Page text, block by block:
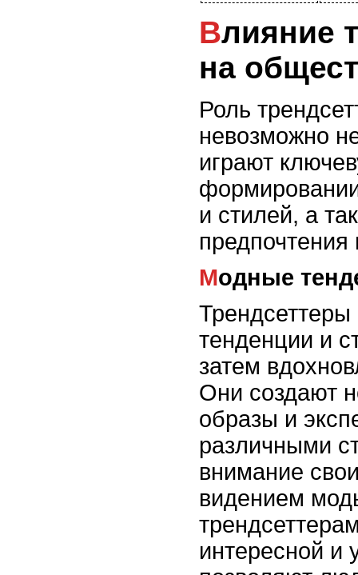
Влияние трендсеттера
на
Роль
невозможно
играют
и стилей, а
Модные
тенденции и
затем
Они создают
образы и
различными
внимание
видением
интересной и